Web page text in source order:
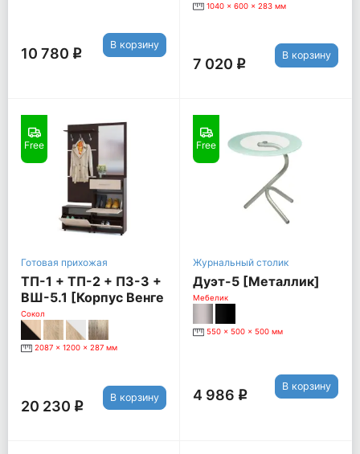
10 780 q
В корзину
1040 x 600 x 283 мм
7 020 q
В корзину
Free
Готовая прихожая
ТП-1 + ТП-2 + ПЗ-3 +
ВШ-5.1 [Корпус Венге
/ Фасад Беленый дуб]
Сокол
2087 x 1200 x 287 мм
20 230 q
В корзину
Free
Журнальный столик
Дуэт-5 [Металлик]
Мебелик
550 x 500 x 500 мм
4 986 q
В корзину